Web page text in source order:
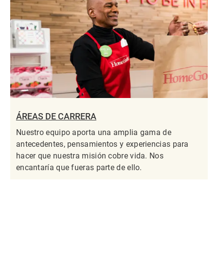
ÁREAS DE CARRERA
Nuestro equipo aporta una amplia gama de
antecedentes, pensamientos y experiencias para
hacer que nuestra misión cobre vida. Nos
encantaría que fueras parte de ello.